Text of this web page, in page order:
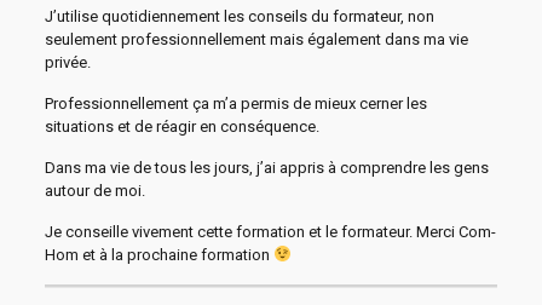
J’utilise quotidiennement les conseils du formateur, non
seulement professionnellement mais également dans ma vie
privée.
Professionnellement ça m’a permis de mieux cerner les
situations et de réagir en conséquence.
Dans ma vie de tous les jours, j’ai appris à comprendre les gens
autour de moi.
Je conseille vivement cette formation et le formateur. Merci Com-
Hom et à la prochaine formation